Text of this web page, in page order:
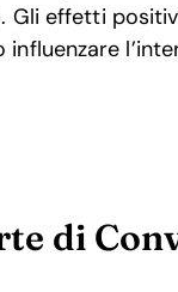
Gli effetti
di